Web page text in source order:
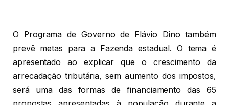
O Programa de Governo de Flávio Dino também
prevê metas para a Fazenda estadual. O tema é
apresentado ao explicar que o crescimento da
arrecadação tributária, sem aumento dos impostos,
será uma das formas de financiamento das 65